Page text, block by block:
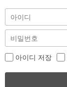
아이디 저장